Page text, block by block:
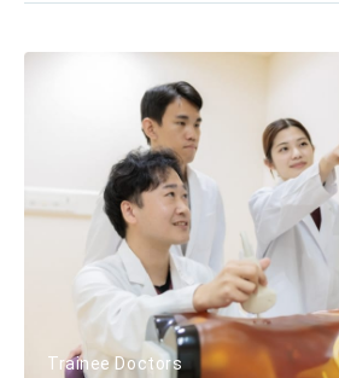
Trainee Doctors